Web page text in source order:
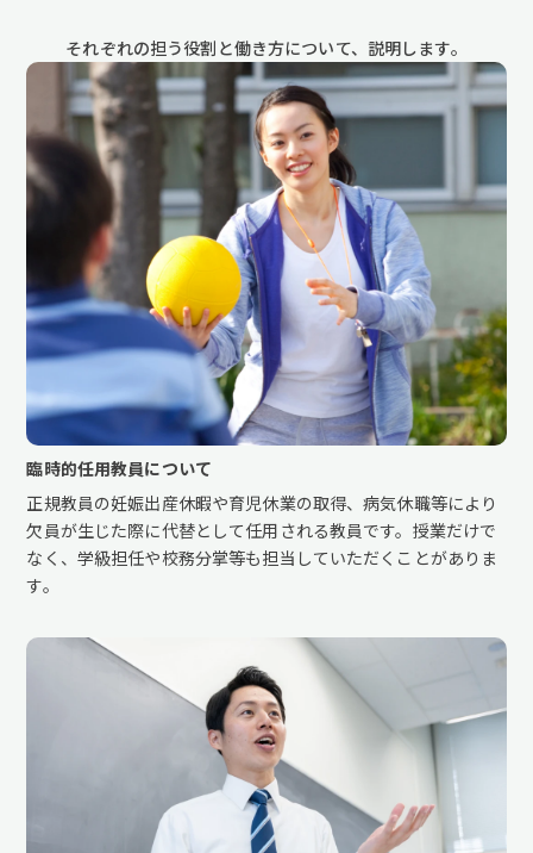
それぞれの担う役割と働き方について、 説明します。
臨時的任用教員について
正規教員の妊娠出産休暇や育児休業の取得、病気休職等により
欠員が生じた際に代替として任用される教員です。授業だけで
なく、学級担任や校務分掌等も担当していただくことがありま
す。